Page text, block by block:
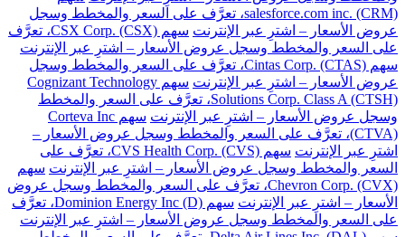
salesforce.com inc. (CRM)، تعرَّف على السعر والمخطط وسجل
عروض الأسعار – اشترِ عبر الإنترنت
سهم CSX Corp. (CSX)، تعرَّف
على السعر والمخطط وسجل عروض الأسعار – اشترِ عبر الإنترنت
سهم Cintas Corp. (CTAS)، تعرَّف على السعر والمخطط وسجل
عروض الأسعار – اشترِ عبر الإنترنت
سهم Cognizant Technology
Solutions Corp. Class A (CTSH)، تعرَّف على السعر والمخطط
وسجل عروض الأسعار – اشترِ عبر الإنترنت
سهم Corteva Inc
(CTVA)، تعرَّف على السعر والمخطط وسجل عروض الأسعار –
اشترِ عبر الإنترنت
سهم CVS Health Corp. (CVS)، تعرَّف على
السعر والمخطط وسجل عروض الأسعار – اشترِ عبر الإنترنت سهم
Chevron Corp. (CVX)، تعرَّف على السعر والمخطط وسجل عروض
الأسعار – اشترِ عبر الإنترنت
سهم Dominion Energy Inc (D)، تعرَّف
على السعر والمخطط وسجل عروض الأسعار – اشترِ عبر الإنترنت